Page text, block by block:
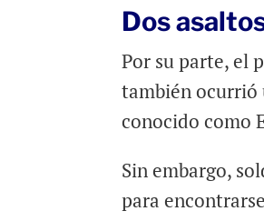
Dos
Por su parte, el
también ocurrió
conocido como
Sin embargo,
para